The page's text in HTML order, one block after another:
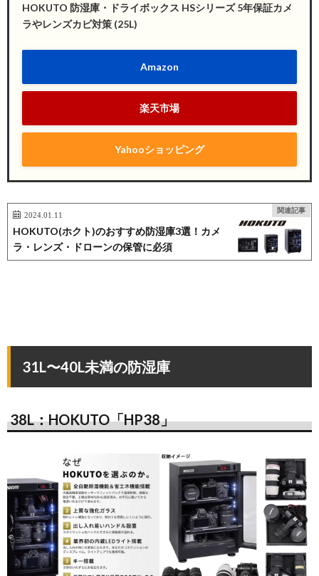
HOKUTO 防湿庫・ドライボックス HSシリーズ 5年保証カメ
ラやレンズカビ対策 (25L)
Amazon
楽天市場
Yahooショッピング
関連記事
2024.01.11
HOKUTO(ホクト)のおすすめ防湿庫3選！カメ
ラ・レンズ・ドローンの保管に必須
31L〜40L未満の防湿庫
38L：HOKUTO「HP38」